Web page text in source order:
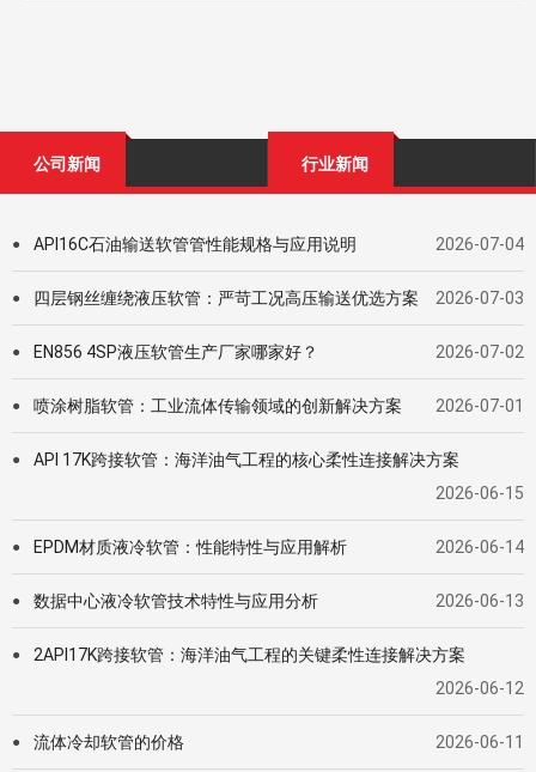
公司新闻 行业新闻
● API16C石油输送软管管性能规格与应用说明 2026-07-04
● 四层钢丝缠绕液压软管：严苛工况高压输送优选方案 2026-07-03
● EN856 4SP液压软管生产厂家哪家好？ 2026-07-02
● 喷涂树脂软管：工业流体传输领域的创新解决方案 2026-07-01
●
API 17K跨接软管：海洋油气工程的核心柔性连接解决方案
2026-06-15
● EPDM材质液冷软管：性能特性与应用解析 2026-06-14
● 数据中心液冷软管技术特性与应用分析 2026-06-13
●
2API17K跨接软管：海洋油气工程的关键柔性连接解决方案
2026-06-12
● 流体冷却软管的价格 2026-06-11